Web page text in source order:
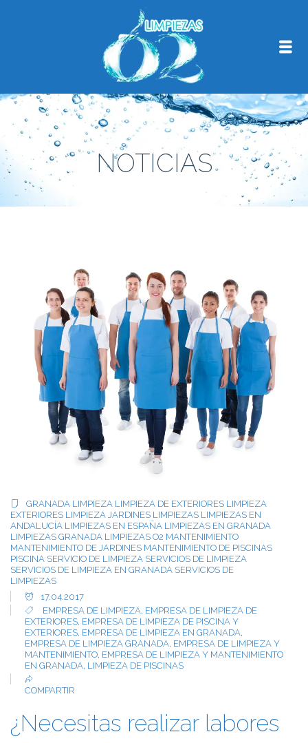
NOTICIAS
GRANADA LIMPIEZA LIMPIEZA DE EXTERIORES LIMPIEZA
EXTERIORES LIMPIEZA JARDINES LIMPIEZAS LIMPIEZAS EN
ANDALUCÍA LIMPIEZAS EN ESPAÑA LIMPIEZAS EN GRANADA
LIMPIEZAS GRANADA LIMPIEZAS O2 MANTENIMIENTO
MANTENIMIENTO DE JARDINES MANTENIMIENTO DE PISCINAS
PISCINA SERVICIO DE LIMPIEZA SERVICIOS DE LIMPIEZA
SERVICIOS DE LIMPIEZA EN GRANADA SERVICIOS DE
LIMPIEZAS
17.04.2017
EMPRESA DE LIMPIEZA, EMPRESA DE LIMPIEZA DE
EXTERIORES, EMPRESA DE LIMPIEZA DE PISCINA Y
EXTERIORES, EMPRESA DE LIMPIEZA EN GRANADA,
EMPRESA DE LIMPIEZA GRANADA, EMPRESA DE LIMPIEZA Y
MANTENIMIENTO, EMPRESA DE LIMPIEZA Y MANTENIMIENTO
EN GRANADA, LIMPIEZA DE PISCINAS
COMPARTIR
¿Necesitas realizar labores